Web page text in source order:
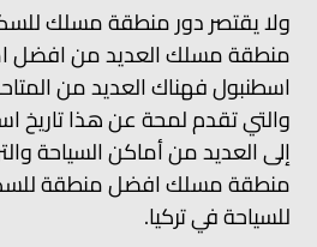
ولا يقتصر دور منطقة مسلك
منطقة مسلك العديد من افضل
اسطنبول فهناك العديد من
والتي تقدم لمحة عن هذا تاريخ
إلى العديد من أماكن السياحة
منطقة مسلك افضل منطقة
للسياحة في تركيا.